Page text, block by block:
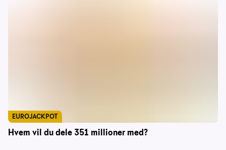
Hvem vil du dele 351 millioner med?
EUROJACKPOT